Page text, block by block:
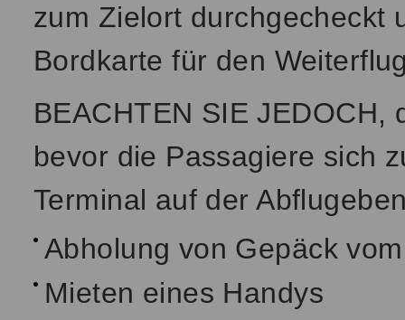
zum Zielort durchgecheckt
Bordkarte für den
BEACHTEN SIE
bevor die Passagiere sich
Terminal auf der
Abholung von Gepäck
Mieten eines Handys